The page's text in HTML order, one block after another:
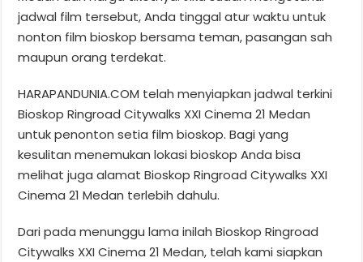
jadwal film tersebut, Anda tinggal atur waktu untuk
nonton film bioskop bersama teman, pasangan sah
maupun orang terdekat.
HARAPANDUNIA.COM telah menyiapkan jadwal terkini
Bioskop Ringroad Citywalks XXI Cinema 21 Medan
untuk penonton setia film bioskop. Bagi yang
kesulitan menemukan lokasi bioskop Anda bisa
melihat juga alamat Bioskop Ringroad Citywalks XXI
Cinema 21 Medan terlebih dahulu.
Dari pada menunggu lama inilah Bioskop Ringroad
Citywalks XXI Cinema 21 Medan, telah kami siapkan